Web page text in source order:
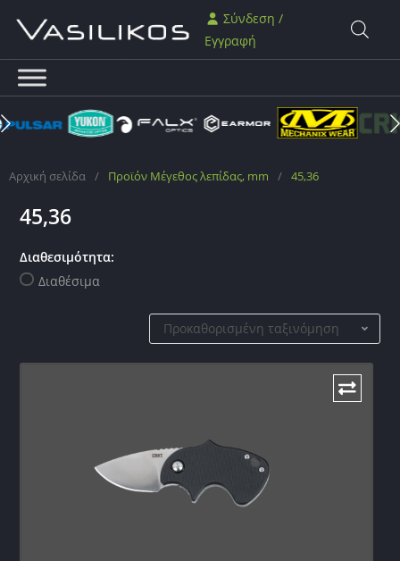
Σύνδεση /
Εγγραφή
Αρχική σελίδα / Προϊόν Μέγεθος λεπίδας, mm / 45,36
45,36
Διαθεσιμότητα:
Διαθέσιμα
Προκαθορισμένη ταξινόμηση